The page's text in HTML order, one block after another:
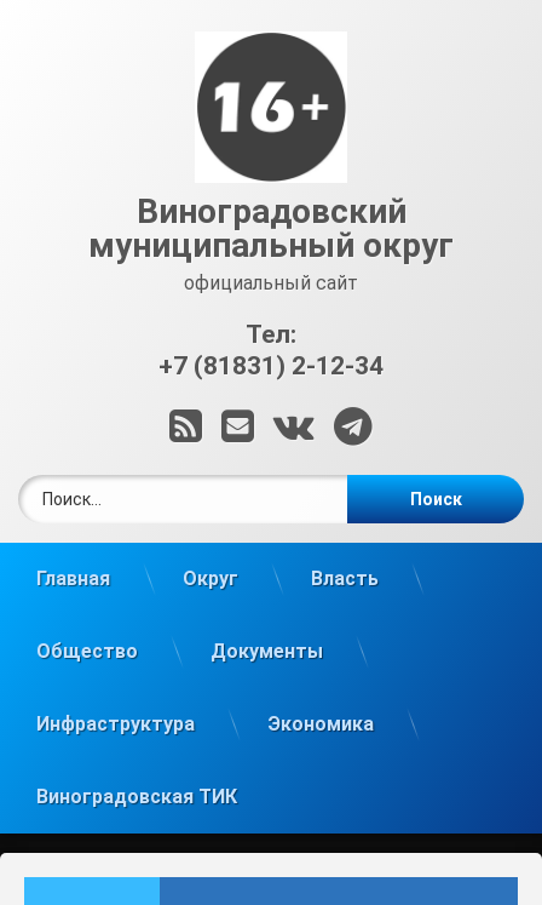
Виноградовский
муниципальный округ
официальный сайт
Тел:
+7 (81831) 2-12-34
RSSE-mailВКонтакте
Telegram
Главная Округ Власть
Общество Документы
Инфраструктура Экономика
Виноградовская ТИК